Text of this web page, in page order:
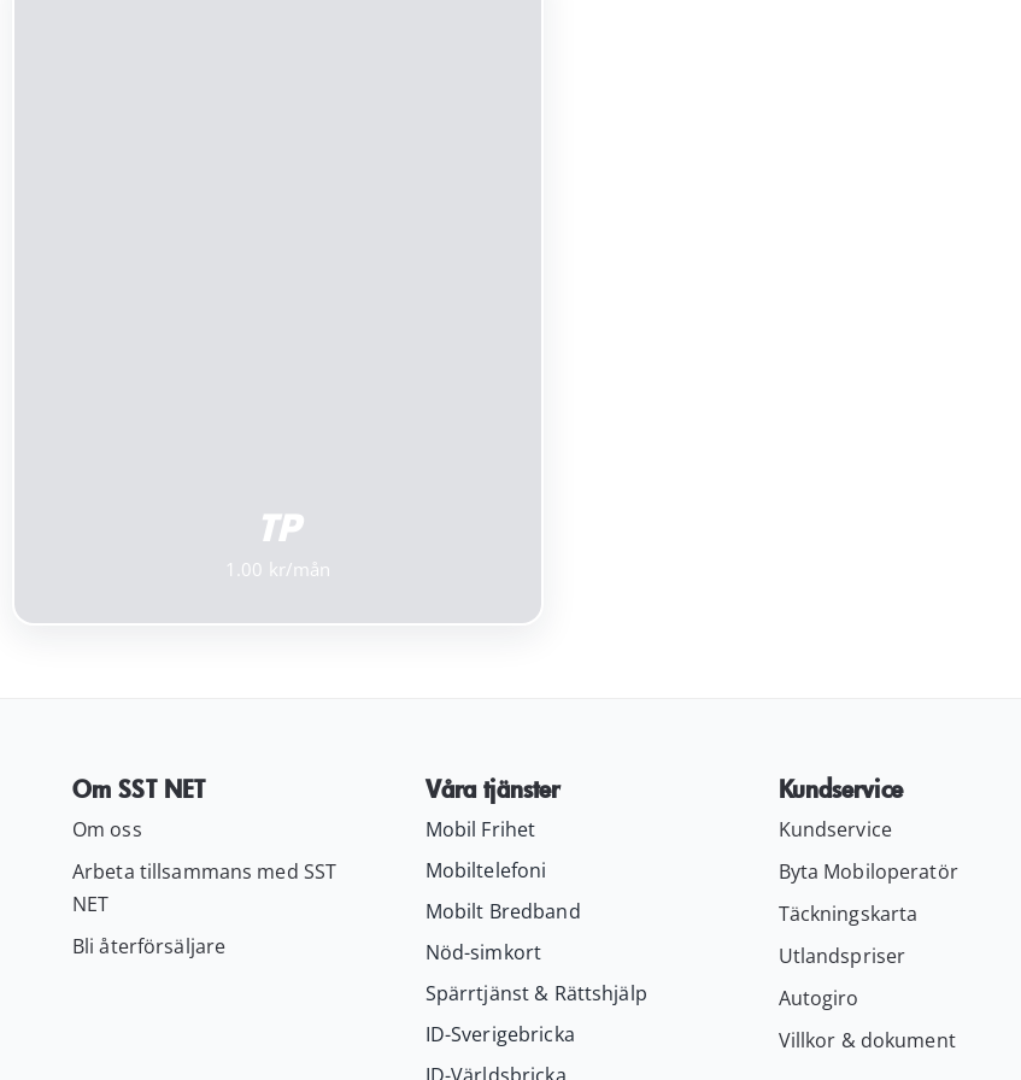
TP
1.00
Om SST NET
Om oss
Arbeta tillsammans med SST
NET
Bli återförsäljare
Våra tjänster
Mobil Frihet
Mobiltelefoni
Mobilt Bredband
Nöd-simkort
Spärrtjänst & Rättshjälp
ID-Sverigebricka
Kundservice
Kundservice
Byta Mobiloperatör
Täckningskarta
Utlandspriser
Autogiro
Villkor & dokument